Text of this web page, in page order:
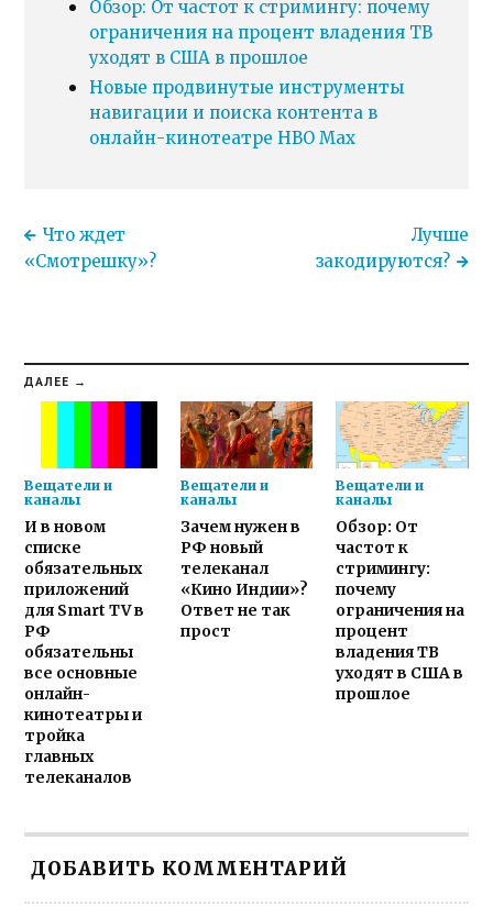
Обзор: От частот к стримингу: почему
ограничения на процент владения ТВ
уходят в США в прошлое
Новые продвинутые инструменты
навигации и поиска контента в
онлайн-кинотеатре HBO Max
Что ждет
«Смотрешку»?
Лучше
закодируются?
ДАЛЕЕ →
Вещатели и
каналы
И в новом
списке
обязательных
приложений
для Smart TV в
РФ
обязательны
все основные
онлайн-
кинотеатры и
тройка
главных
телеканалов
Вещатели и
каналы
Зачем нужен в
РФ новый
телеканал
«Кино Индии»?
Ответ не так
прост
Вещатели и
каналы
Обзор: От
частот к
стримингу:
почему
ограничения на
процент
владения ТВ
уходят в США в
прошлое
ДОБАВИТЬ КОММЕНТАРИЙ